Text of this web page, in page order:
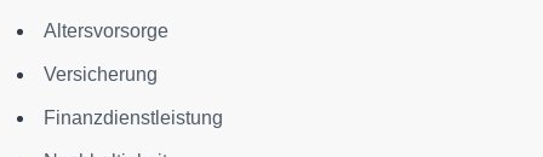
Altersvorsorge
Versicherung
Finanzdienstleistung